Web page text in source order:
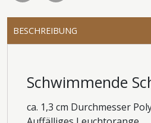
BESCHREIBUNG
Schwimmende
ca. 1,3 cm Durchmesser